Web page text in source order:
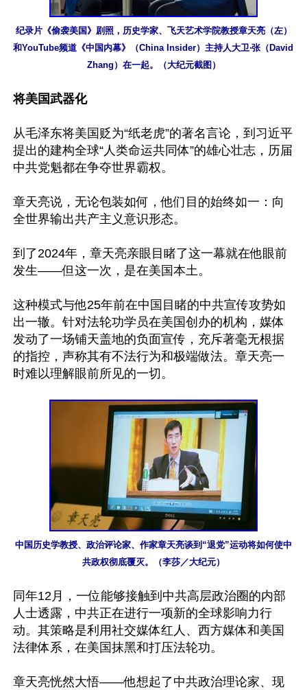
纪录片《偷袭美国》剧照，历史学家、飞天艺术学院教授章天亮（左）
和YouTube频道《中国内幕》（China Insider）主持人大卫‧张（David
Zhang）在一起。（大纪元截图）
将美国武器化
从毛泽东将美国贬为“纸老虎”的著名言论，到习近平
提出的建构全球“人类命运共同体”的雄心壮志，历届
中共党魁都在争夺世界霸权。
章天亮说，无论包装如何，他们目的始终如一：向
全世界输出共产主义意识形态。
到了2024年，章天亮亲眼目睹了这一幕就在他眼前
发生——但这一次，是在美国本土。
这种模式与他25年前在中国目睹的中共宣传攻势如
出一辙。针对法轮功学员在美国创办的机构，媒体
发动了一场铺天盖地的负面宣传，充斥著毫无根据
的指控，声称其有不法行为和极端做法。章天亮一
时难以理解眼前所见的一切。
中国历史学教授、政治评论家、作家章天亮谈到“退党”运动将如何使中
共政权彻底覆灭。（李莎／大纪元）
同年12月，一位能够接触到中共高层政治圈的内部
人士透露，中共正在进行一项新的全球影响力行
动。其策略是利用社交媒体红人、西方媒体和美国
法律体系，在美国抹黑和打压法轮功。
章天亮恍然大悟——他想起了中共政治理论家、现